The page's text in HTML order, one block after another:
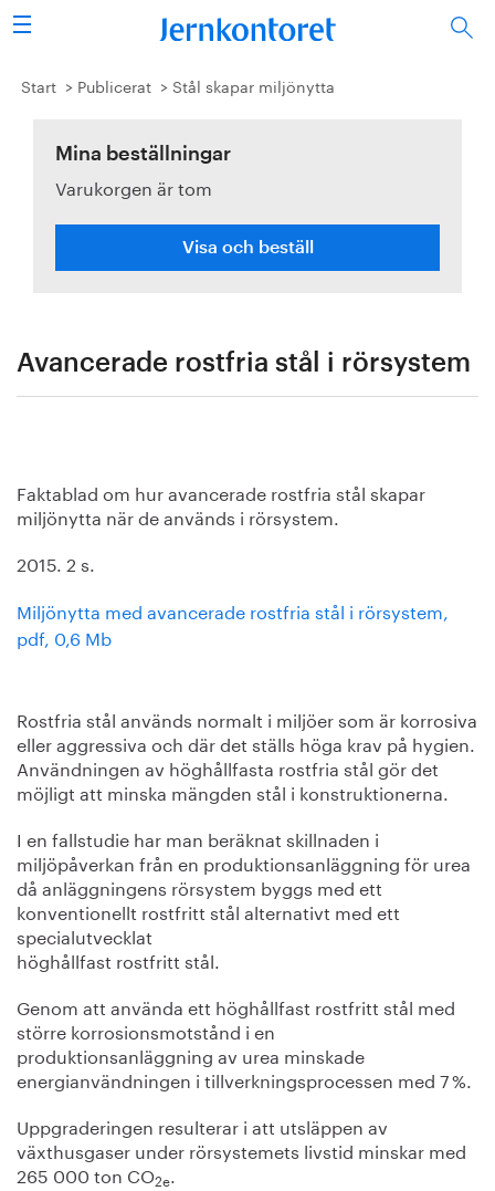
Sök
Stålindustrin
Vision 2050
Forskning/utbildning
Publicerat
Start Publicerat Stål skapar miljönytta
Mina beställningar
Varukorgen är tom
Visa och beställ
Avancerade rostfria stål i rörsystem
Faktablad om hur avancerade rostfria stål skapar
miljönytta när de används i rörsystem.
2015. 2 s.
Miljönytta med avancerade rostfria stål i rörsystem,
pdf, 0,6 Mb
Rostfria stål används normalt i miljöer som är korrosiva
eller aggressiva och där det ställs höga krav på hygien.
Användningen av höghållfasta rostfria stål gör det
möjligt att minska mängden stål i konstruktionerna.
I en fallstudie har man beräknat skillnaden i
miljöpåverkan från en produktionsanläggning för urea
då anläggningens rörsystem byggs med ett
konventionellt rostfritt stål alternativt med ett
specialutvecklat
höghållfast rostfritt stål.
Genom att använda ett höghållfast rostfritt stål med
större korrosionsmotstånd i en
produktionsanläggning av urea minskade
energianvändningen i tillverkningsprocessen med 7 %.
Uppgraderingen resulterar i att utsläppen av
växthusgaser under rörsystemets livstid minskar med
265 000 ton CO2e